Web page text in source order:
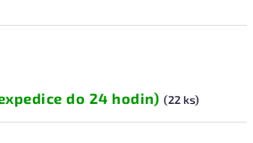
do 24 hodin) (22 ks)